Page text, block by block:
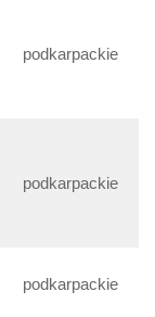
podkarpackie
podkarpackie
podkarpackie